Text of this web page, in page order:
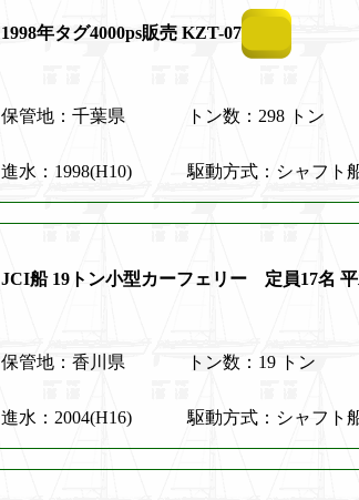
1998年タグ4000ps販売 KZT-07
保管地：千葉県 トン数：298 トン
進水：1998(H10) 駆動方式：シャフト
JCI船 19トン小型カーフェリー 定員17名
保管地：香川県 トン数：19 トン
進水：2004(H16) 駆動方式：シャフト